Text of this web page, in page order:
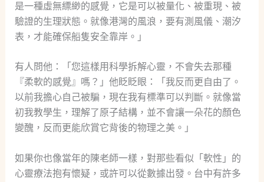
是一種虛無縹緲的感覺，它是可以被量化、被重現、被
驗證的生理狀態。就像港灣的風浪，要有測風儀、潮汐
表，才能確保船隻安全靠岸。」
有人問他：「您這樣用科學拆解心靈，不會失去那種
『柔軟的感覺』嗎？」他眨眨眼：「我反而更自由了。
以前我擔心自己被騙，現在我有標準可以判斷。就像當
初我教學生，理解了原子結構，並不會讓一朵花的顏色
變醜，反而更能欣賞它背後的物理之美。」
如果你也像當年的陳老師一樣，對那些看似「軟性」的
心靈療法抱有懷疑，或許可以從數據出發。台中有許多